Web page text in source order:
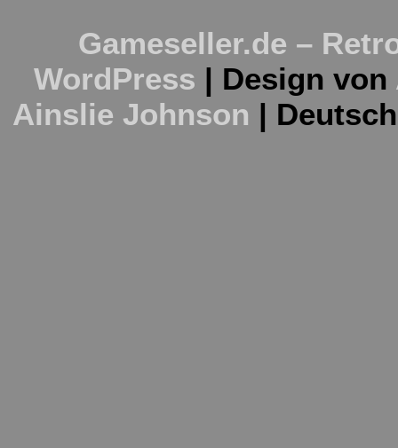
Gameseller.de –
WordPress | Design von
Ainslie Johnson |